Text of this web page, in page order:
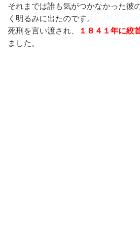
それまでは誰も気がつかなかった彼
く明るみに出たのです。
死刑を言い渡され、
１８４１年に絞
ました。